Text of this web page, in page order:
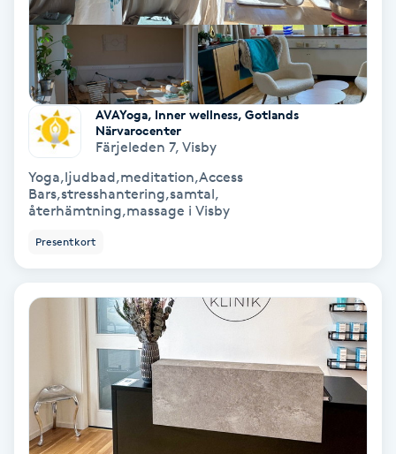
Hot Stone Massage
Hot yoga
Hudföryngring
Huduppstramning
Hudvård
Hyperhidros
Hårborttagning
AVAYoga, Inner wellness, Gotlands
Närvarocenter
Färjeleden 7, Visby
Yoga,ljudbad,meditation,Access
Bars,stresshantering,samtal,
återhämtning,massage i Visby
Presentkort